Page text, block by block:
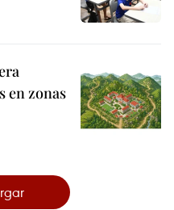
en zonas